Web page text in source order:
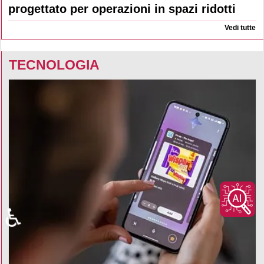
progettato per operazioni in spazi ridotti
Vedi tutte
TECNOLOGIA